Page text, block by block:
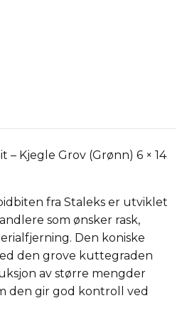
– Kjegle Grov (Grønn) 6 × 14
fra Staleks er utviklet
som ønsker rask,
Den koniske
den grove kuttegraden
av større mengder
den gir god kontroll ved